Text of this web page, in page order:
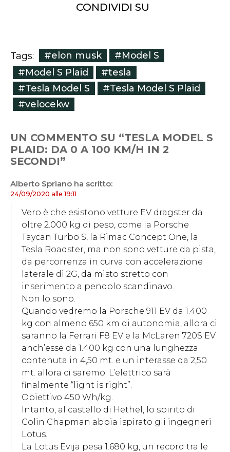
CONDIVIDI SU
Tags: #elon musk
#Model S
#Model S Plaid
#tesla
#Tesla Model S
#Tesla Model S Plaid
#velocekw
UN COMMENTO SU “TESLA MODEL S
PLAID: DA 0 A 100 KM/H IN 2
SECONDI”
Alberto Spriano ha scritto:
24/09/2020 alle 19:11
Vero è che esistono vetture EV dragster da
oltre 2.000 kg di peso, come la Porsche
Taycan Turbo S, la Rimac Concept One, la
Tesla Roadster, ma non sono vetture da pista,
da percorrenza in curva con accelerazione
laterale di 2G, da misto stretto con
inserimento a pendolo scandinavo.
Non lo sono.
Quando vedremo la Porsche 911 EV da 1.400
kg con almeno 650 km di autonomia, allora ci
saranno la Ferrari F8 EV e la McLaren 720S EV
anch’esse da 1.400 kg con una lunghezza
contenuta in 4,50 mt. e un interasse da 2,50
mt. allora ci saremo. L’elettrico sarà
finalmente “light is right”.
Obiettivo 450 Wh/kg.
Intanto, al castello di Hethel, lo spirito di
Colin Chapman abbia ispirato gli ingegneri
Lotus.
La Lotus Evija pesa 1.680 kg, un record tra le